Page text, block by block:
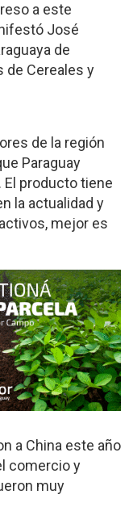
a este
José
de
de Cereales y
de la región
Paraguay
producto tiene
la actualidad y
mejor es
a China este año
comercio y
muy